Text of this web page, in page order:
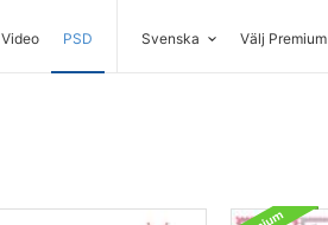
Video PSD Svenska Välj Premium